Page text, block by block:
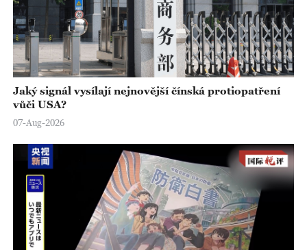
Jaký signál vysílají nejnovější čínská protiopatření
vůči USA?
07-Aug-2026